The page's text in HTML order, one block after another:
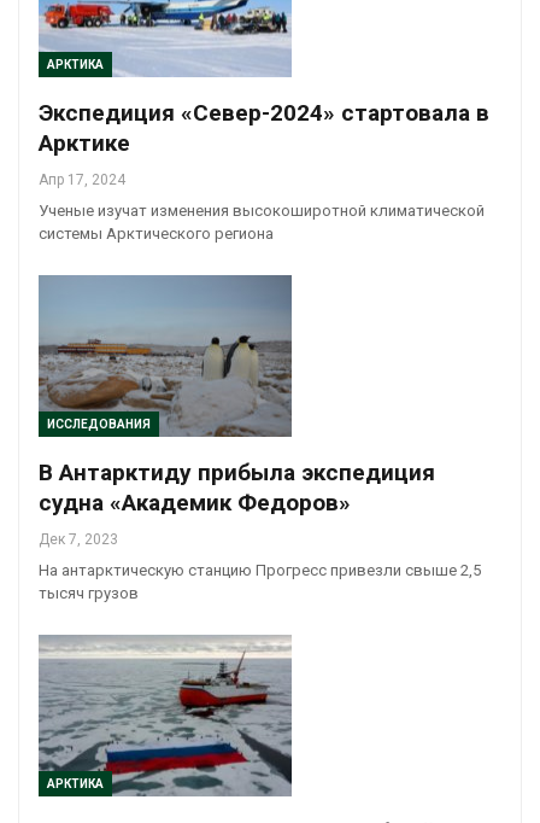
АРКТИКА
Экспедиция «Север-2024» стартовала в
Арктике
Апр 17, 2024
Ученые изучат изменения высокоширотной климатической
системы Арктического региона
ИССЛЕДОВАНИЯ
В Антарктиду прибыла экспедиция
судна «Академик Федоров»
Дек 7, 2023
На антарктическую станцию Прогресс привезли свыше 2,5
тысяч грузов
АРКТИКА